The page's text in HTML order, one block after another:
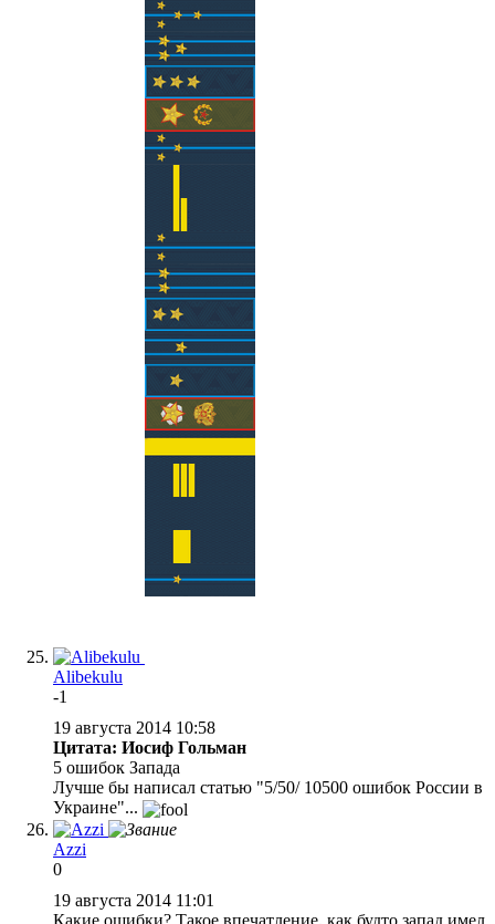
Alibekulu
-1
19 августа 2014 10:58
Цитата: Иосиф Гольман
5 ошибок Запада
Лучше бы написал статью "5/50/ 10500 ошибок России в
Украине"...
Azzi
0
19 августа 2014 11:01
Какие ошибки? Такое впечатление, как будто запад имел